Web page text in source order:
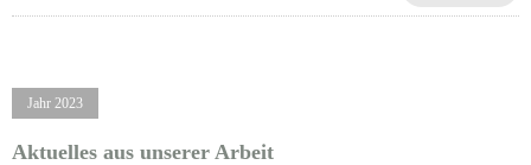
Jahr 2023
Aktuelles aus unserer Arbeit